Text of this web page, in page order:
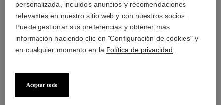
Perfume para el Cabello
Ref. 120870
personalizada, incluidos anuncios y recomendaciones
relevantes en nuestro sitio web y con nuestros socios.
Puede gestionar sus preferencias y obtener más
información haciendo clic en "Configuración de cookies" y
en cualquier momento en la Política de privacidad
Aceptar todo